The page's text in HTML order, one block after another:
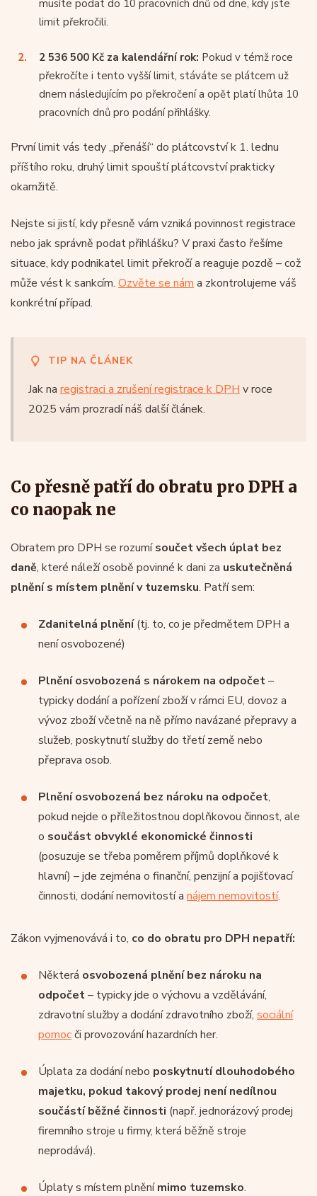
musíte podat do 10 pracovních dnů od dne, kdy jste
limit překročili.
2 536 500 Kč za kalendářní rok: Pokud v témž roce
překročíte i tento vyšší limit, stáváte se plátcem už
dnem následujícím po překročení a opět platí lhůta 10
pracovních dnů pro podání přihlášky.
První limit vás tedy „přenáší“ do plátcovství k 1. lednu
příštího roku, druhý limit spouští plátcovství prakticky
okamžitě.
Nejste si jistí, kdy přesně vám vzniká povinnost registrace
nebo jak správně podat přihlášku? V praxi často řešíme
situace, kdy podnikatel limit překročí a reaguje pozdě – což
může vést k sankcím. Ozvěte se nám a zkontrolujeme váš
konkrétní případ.
TIP NA ČLÁNEK
Jak na registraci a zrušení registrace k DPH v roce
2025 vám prozradí náš další článek.
Co přesně patří do obratu pro DPH a
co naopak ne
Obratem pro DPH se rozumísoučet všech úplat bez
daně, které náleží osobě povinné k dani za uskutečněná
plnění s místem plnění v tuzemsku. Patří sem:
Zdanitelná plnění(tj. to, co je předmětem DPH a
není osvobozené)
Plnění osvobozená s nárokem na odpočet–
typicky dodání a pořízení zboží v rámci EU, dovoz a
vývoz zboží včetně na ně přímo navázané přepravy a
služeb, poskytnutí služby do třetí země nebo
přeprava osob.
Plnění osvobozená bez nároku na odpočet,
pokud nejde o příležitostnou doplňkovou činnost, ale
o součást obvyklé ekonomické činnosti
(posuzuje se třeba poměrem příjmů doplňkové k
hlavní) – jde zejména o finanční, penzijní a pojišťovací
činnosti, dodání nemovitostí a nájem nemovitostí.
Zákon vyjmenovává i to, co do obratu pro DPH nepatří:
Některá osvobozená plnění bez nároku na
odpočet– typicky jde o výchovu a vzdělávání,
zdravotní služby a dodání zdravotního zboží, sociální
pomocči provozování hazardních her.
Úplata za dodání nebo poskytnutí dlouhodobého
majetku, pokud takový prodej není nedílnou
součástí běžné činnosti (např. jednorázový prodej
firemního stroje u firmy, která běžně stroje
neprodává).
Úplaty s místem plněnímimo tuzemsko.